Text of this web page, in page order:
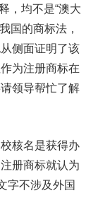
，均不是“澳大
国的商标法，
侧面证明了该
为注册商标在
领导帮忙了解
核名是获得办
册商标就认为
字不涉及外国